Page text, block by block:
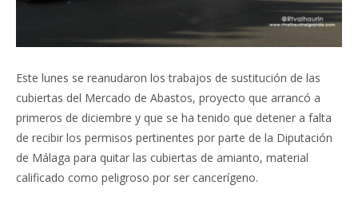
Este lunes se reanudaron los trabajos de sustitución de las
cubiertas del Mercado de Abastos, proyecto que arrancó a
primeros de diciembre y que se ha tenido que detener a falta
de recibir los permisos pertinentes por parte de la Diputación
de Málaga para quitar las cubiertas de amianto, material
calificado como peligroso por ser cancerígeno.